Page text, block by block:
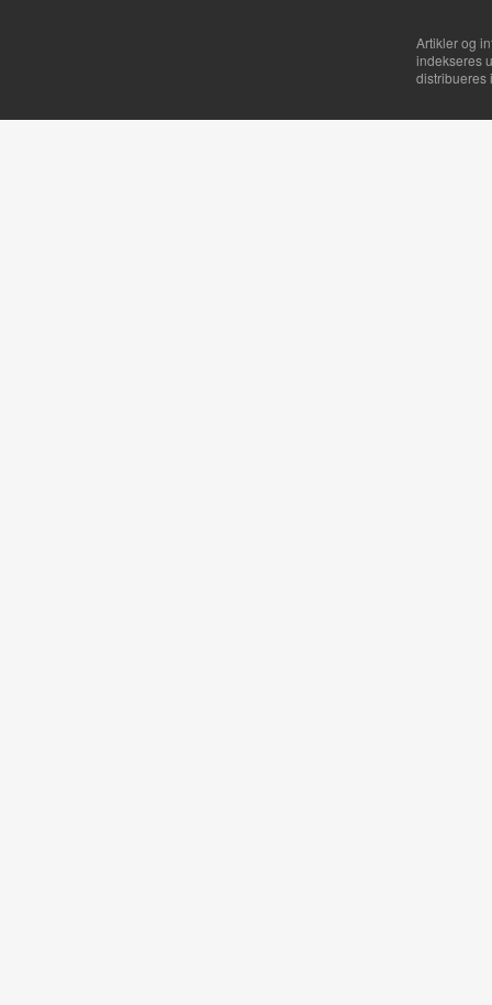
Artikler og
indekseres
distribueres